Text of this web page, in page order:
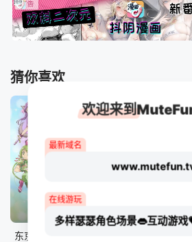
猜你喜欢
12集全
东京猫猫 NEW～♡
欢迎来到
最新域名
在线游玩
多样瑟瑟角色场景👄互动游